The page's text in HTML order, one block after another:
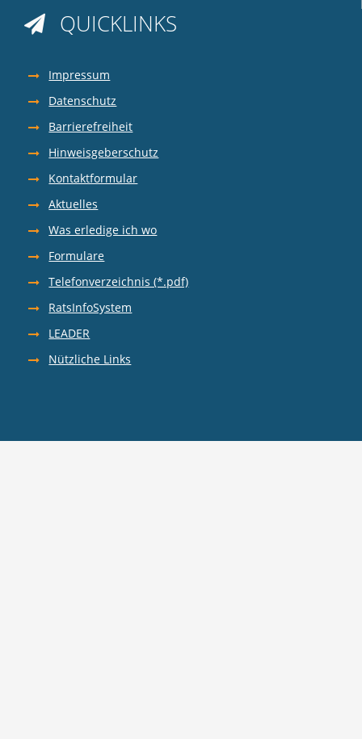
 QUICKLINKS
Impressum
Datenschutz
Barrierefreiheit
Hinweisgeberschutz
Kontaktformular
Aktuelles
Was erledige ich wo
Formulare
Telefonverzeichnis (*.pdf)
RatsInfoSystem
LEADER
Nützliche Links